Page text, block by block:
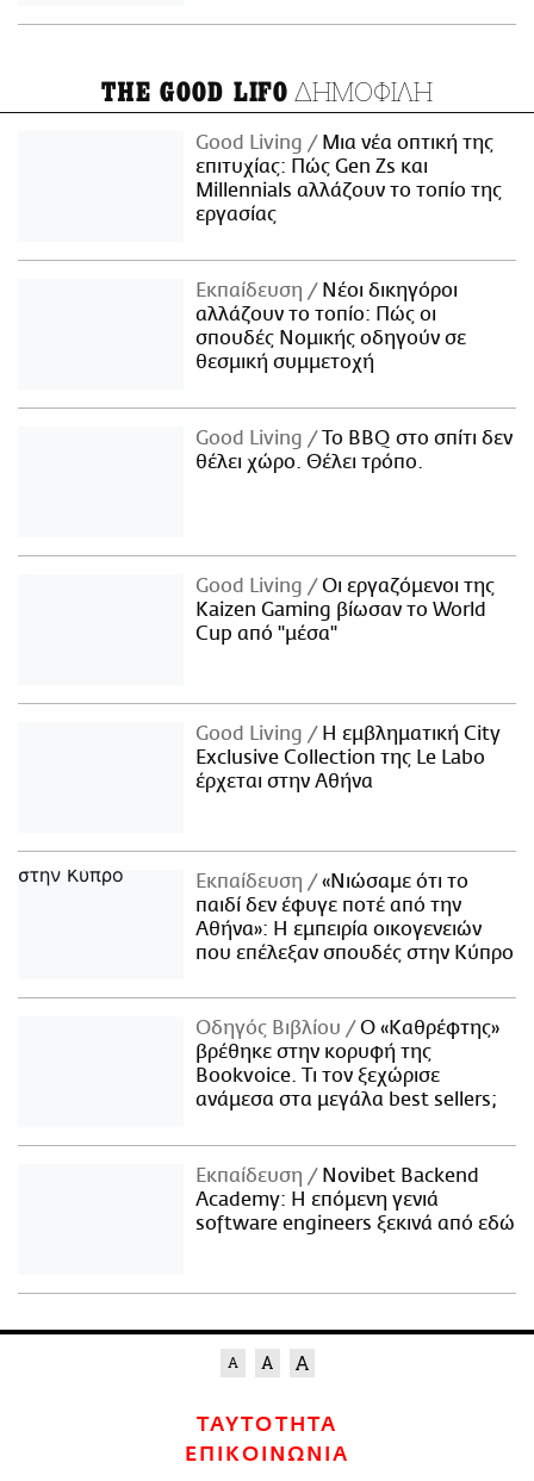
THE GOOD LIFO ΔΗΜΟΦΙΛΗ
Good Living
Μια νέα οπτική της
επιτυχίας: Πώς Gen Zs και
Millennials αλλάζουν το τοπίο της
εργασίας
Εκπαίδευση
Νέοι δικηγόροι
αλλάζουν το τοπίο: Πώς οι
σπουδές Νομικής οδηγούν σε
θεσμική συμμετοχή
Good Living
Το BBQ στο σπίτι δεν
θέλει χώρο. Θέλει τρόπο.
Good Living
Οι εργαζόμενοι της
Kaizen Gaming βίωσαν το World
Cup από "μέσα"
Good Living
Η εμβληματική City
Exclusive Collection της Le Labo
έρχεται στην Αθήνα
Εκπαίδευση
«Νιώσαμε ότι το
παιδί δεν έφυγε ποτέ από την
Αθήνα»: Η εμπειρία οικογενειών
που επέλεξαν σπουδές στην Κύπρο
Οδηγός Βιβλίου
Ο «Καθρέφτης»
βρέθηκε στην κορυφή της
Bookvoice. Τι τον ξεχώρισε
ανάμεσα στα μεγάλα best sellers;
Εκπαίδευση
Novibet Backend
Academy: Η επόμενη γενιά
software engineers ξεκινά από εδώ
ΤΑΥΤΟΤΗΤΑ
ΕΠΙΚΟΙΝΩΝΙΑ